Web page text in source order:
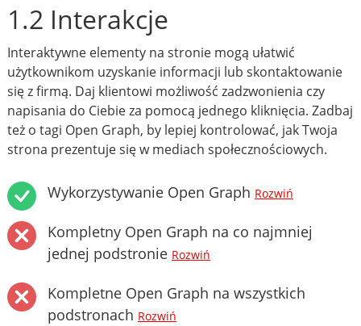
1.2 Interakcje
Interaktywne elementy na stronie mogą ułatwić
użytkownikom uzyskanie informacji lub skontaktowanie
się z firmą. Daj klientowi możliwość zadzwonienia czy
napisania do Ciebie za pomocą jednego kliknięcia. Zadbaj
też o tagi Open Graph, by lepiej kontrolować, jak Twoja
strona prezentuje się w mediach społecznościowych.
Wykorzystywanie Open Graph Rozwiń
Kompletny Open Graph na co najmniej
jednej podstronie Rozwiń
Kompletne Open Graph na wszystkich
podstronach Rozwiń